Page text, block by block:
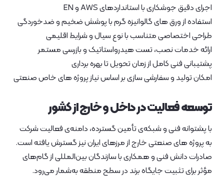
اجرای دقیق جوشکاری با استانداردهای AWS و EN
استفاده از ورق‌ های گالوانیزه گرم با پوشش ضخیم و ضدخوردگی
طراحی اختصاصی متناسب با نوع سیال و شرایط اقلیمی
ارائه خدمات نصب، تست هیدرواستاتیک و بازرسی مستمر
پشتیبانی فنی کامل از زمان تحویل تا بهره‌ برداری
امکان تولید و سفارشی‌ سازی بر اساس نیاز پروژه‌ های خاص صنعتی
توسعه فعالیت در داخل و خارج از کشور
با پشتوانه‌ فنی و شبکه‌ی تأمین گسترده، دامنه‌ی فعالیت شرکت
به پروژه‌ های صنعتی خارج از مرزهای ایران نیز گسترش یافته است.
صادرات دانش فنی و همکاری با سازندگان بین‌المللی از گام‌های
مؤثر برای تثبیت جایگاه برند در سطح منطقه به‌شمار می‌رود.